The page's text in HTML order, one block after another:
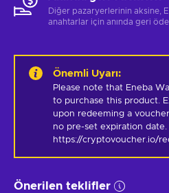
Diğer pazaryerlerinin aksine,
anahtarlar için anında geri
Önemli Uyarı:
Please note that Eneba
to purchase this product.
upon redeeming a
no pre-set expiration
https://cryptovoucher.io/
Önerilen teklifler